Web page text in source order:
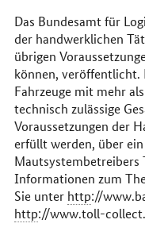
Das Bundesamt für
der handwerklichen
übrigen
können, veröffentlicht.
Fahrzeuge mit mehr
technisch zulässige
Voraussetzungen der
erfüllt werden, über
Mautsystembetreibers
Informationen zum
Sie unter http://
http://www.toll-